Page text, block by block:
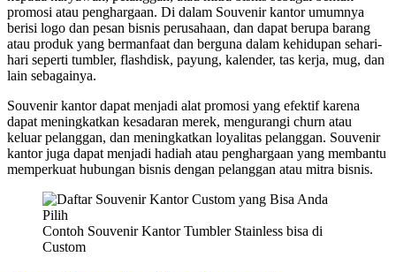
promosi atau penghargaan. Di dalam Souvenir kantor umumnya
berisi logo dan pesan bisnis perusahaan, dan dapat berupa barang
atau produk yang bermanfaat dan berguna dalam kehidupan sehari-
hari seperti tumbler, flashdisk, payung, kalender, tas kerja, mug, dan
lain sebagainya.
Souvenir kantor dapat menjadi alat promosi yang efektif karena
dapat meningkatkan kesadaran merek, mengurangi churn atau
keluar pelanggan, dan meningkatkan loyalitas pelanggan. Souvenir
kantor juga dapat menjadi hadiah atau penghargaan yang membantu
memperkuat hubungan bisnis dengan pelanggan atau mitra bisnis.
Contoh Souvenir Kantor Tumbler Stainless bisa di
Custom